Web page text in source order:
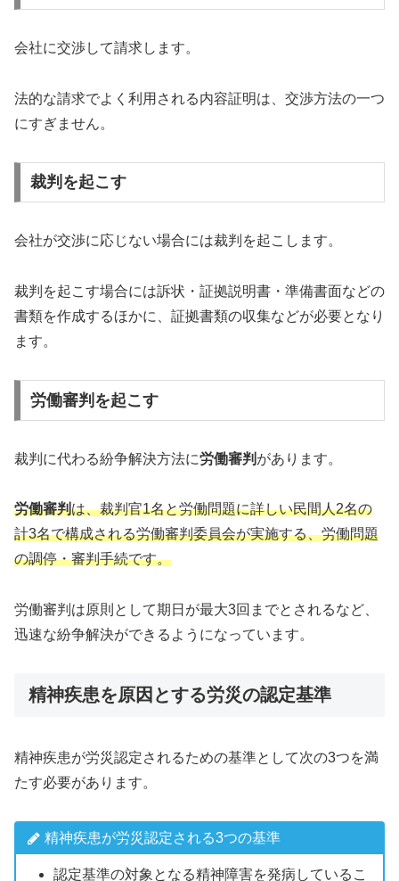
会社に交渉して請求します。
法的な請求でよく利用される内容証明は、交渉方法の一つ
にすぎません。
裁判を起こす
会社が交渉に応じない場合には裁判を起こします。
裁判を起こす場合には訴状・証拠説明書・準備書面などの
書類を作成するほかに、証拠書類の収集などが必要となり
ます。
労働審判を起こす
裁判に代わる紛争解決方法に労働審判 があります。
労働審判は、裁判官1名と労働問題に詳しい民間人2名の
計3名で構成される労働審判委員会が実施する、労働問題
の調停・審判手続です。
労働審判は原則として期日が最大3回までとされるなど、
迅速な紛争解決ができるようになっています。
精神疾患を原因とする労災の認定基準
精神疾患が労災認定されるための基準として次の3つを満
たす必要があります。
精神疾患が労災認定される3つの基準
認定基準の対象となる精神障害を発病しているこ